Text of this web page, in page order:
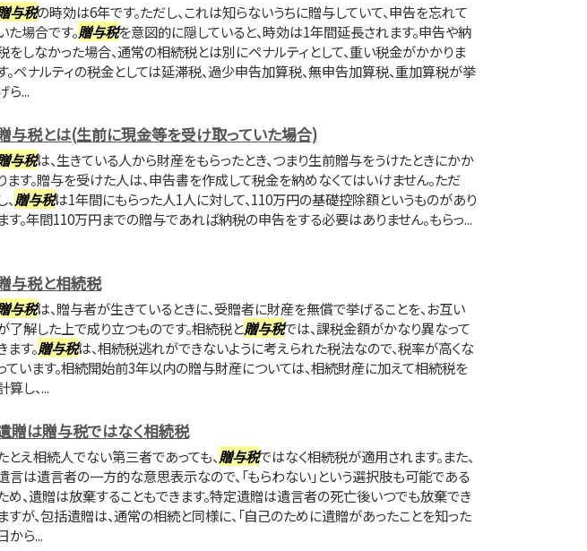
与税の時効は6年です。ただし、これは知らないうちに贈与していて、申告を忘れて
た場合です。贈与税を意図的に隠していると、時効は1年間延長されます。申告や納
をしなかった場合、通常の相続税とは別にペナルティとして、重い税金がかかりま
。ペナルティの税金としては延滞税、過少申告加算税、無申告加算税、重加算税が挙
ら...
与税とは(生前に現金等を受け取っていた場合)
与税は、生きている人から財産をもらったとき、つまり生前贈与をうけたときにかか
ます。贈与を受けた人は、申告書を作成して税金を納めなくてはいけません。ただ
、贈与税は1年間にもらった人1人に対して、110万円の基礎控除額というものがあり
ます。年間110万円までの贈与であれば納税の申告をする必要はありません。もらっ...
与税と相続税
与税は、贈与者が生きているときに、受贈者に財産を無償で挙げることを、お互い
了解した上で成り立つものです。相続税と贈与税では、課税金額がかなり異なって
ます。贈与税は、相続税逃れができないように考えられた税法なので、税率が高くな
ています。相続開始前3年以内の贈与財産については、相続財産に加えて相続税を
算し、...
贈は贈与税ではなく相続税
とえ相続人でない第三者であっても、贈与税ではなく相続税が適用されます。また、
言は遺言者の一方的な意思表示なので、「もらわない」という選択肢も可能である
め、遺贈は放棄することもできます。特定遺贈は遺言者の死亡後いつでも放棄でき
ますが、包括遺贈は、通常の相続と同様に、「自己のために遺贈があったことを知った
から...